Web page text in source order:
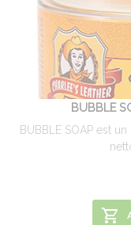
BUBBLE
BUBBLE SOAP est